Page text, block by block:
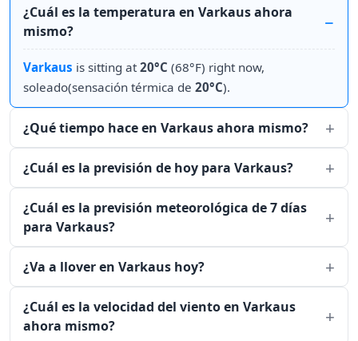
¿Cuál es la temperatura en Varkaus ahora
mismo?
Varkaus is sitting at20°C (68°F) right now,
soleado(sensación térmica de 20°C).
¿Qué tiempo hace en Varkaus ahora mismo?
¿Cuál es la previsión de hoy para Varkaus?
¿Cuál es la previsión meteorológica de 7 días
para Varkaus?
¿Va a llover en Varkaus hoy?
¿Cuál es la velocidad del viento en Varkaus
ahora mismo?